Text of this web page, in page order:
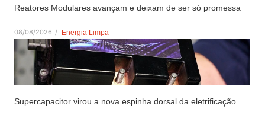
Reatores Modulares avançam e deixam de ser só promessa
08/08/2026 / Energia Limpa
Supercapacitor virou a nova espinha dorsal da eletrificação